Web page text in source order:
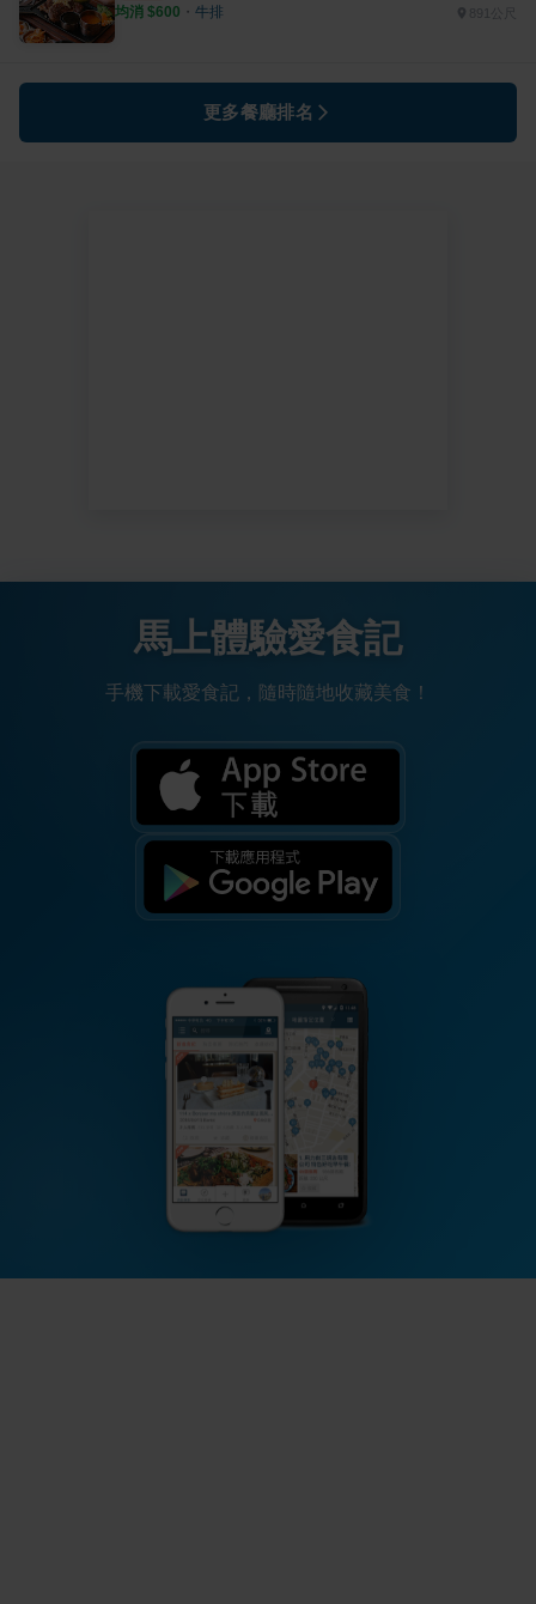
均消 $600 ・ 牛排
更多餐廳排名
馬上體驗愛食記
手機下載愛食記，隨時隨地收藏美食！